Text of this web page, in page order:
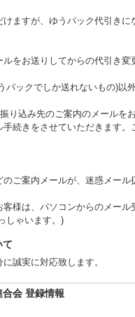
ますが、ゆうパック代引き
をお送りしてからの代引き変
パックでしか送れないもの)以
り込み先のご案内のメールを
続きをさせていただきます。
ご案内メールが、迷惑メー
客様は、パソコンからのメー
しゃいます。)
て
誠実に対応致します。
会 登録情報